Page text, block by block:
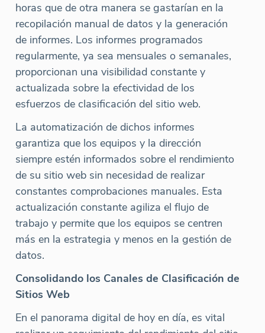
horas que de otra manera se gastarían en la
recopilación manual de datos y la generación
de informes. Los informes programados
regularmente, ya sea mensuales o semanales,
proporcionan una visibilidad constante y
actualizada sobre la efectividad de los
esfuerzos de clasificación del sitio web.
La automatización de dichos informes
garantiza que los equipos y la dirección
siempre estén informados sobre el rendimiento
de su sitio web sin necesidad de realizar
constantes comprobaciones manuales. Esta
actualización constante agiliza el flujo de
trabajo y permite que los equipos se centren
más en la estrategia y menos en la gestión de
datos.
Consolidando los Canales de Clasificación de
Sitios Web
En el panorama digital de hoy en día, es vital